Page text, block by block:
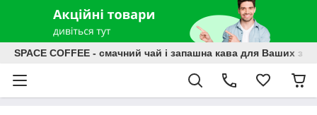
SPACE COFFEE - смачний чай і запашна кава для Ваших